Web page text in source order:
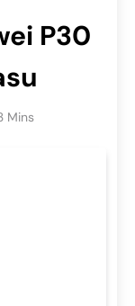
P30
Mins